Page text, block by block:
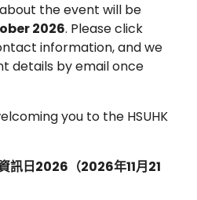
the event will be
2026. Please click
information, and we
details by email once
you to the HSUHK
訊日2026 （2026年11月21